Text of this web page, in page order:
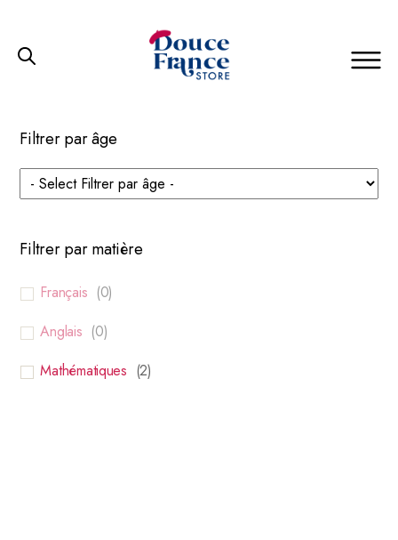
Filtrer par âge
Filtrer par matière
Français (0)
Anglais (0)
Mathématiques (2)